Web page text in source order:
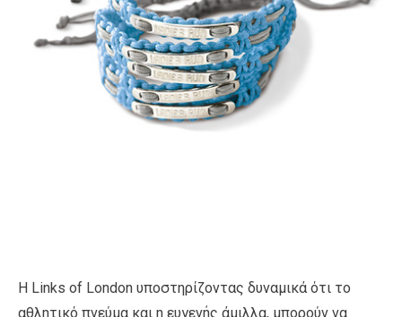
Η Links of London υποστηρίζοντας δυναμικά ότι το
αθλητικό πνεύμα και η ευγενής άμιλλα, μπορούν να